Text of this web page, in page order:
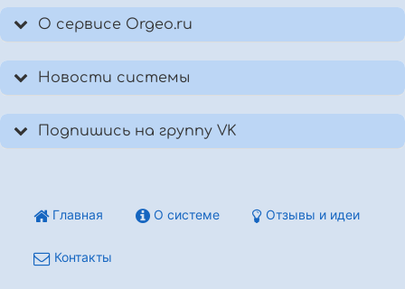
О сервисе Orgeo.ru
Новости системы
Подпишись на группу VK
Главная О системе Отзывы и идеи
Контакты